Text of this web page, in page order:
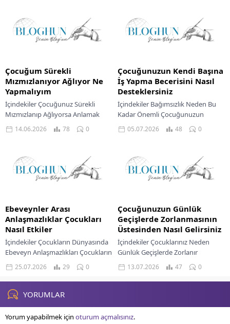
Yaklaşım Uzman Desteğine...
ebeveynler,...
Çocuğum Sürekli
Mızmızlanıyor Ağlıyor Ne
Yapmalıyım
İçindekiler Çocuğunuz Sürekli
Mızmızlanıp Ağlıyorsa Anlamak
Çocuğunuzun Mızmızlanmasıyla
Başa Çıkma Yolları Sevgili
mızmızlanması ve ağlaması,
şüphesiz...
14.06.2026 78 0
Çocuğunuzun Kendi Başına
İş Yapma Becerisini Nasıl
Desteklersiniz
İçindekiler Bağımsızlık Neden Bu
Kadar Önemli Çocuğunuzun
Kendine Güvenini Desteklemek
Sorumluluk Bilincini Geliştirmek
Vermek Destekleyici Bir Ortam...
05.07.2026 48 0
Ebeveynler Arası
Anlaşmazlıklar Çocukları
Nasıl Etkiler
İçindekiler Çocukların Dünyasında
Ebeveyn Anlaşmazlıkları Çocukların
Gelişimine Olumsuz Etkileri
Ebeveynlerin Çatışmaları Yönetme
Sorumluluğu Çocuklar İçin Güvenli
Bir Ortam Yaratmak Çocukları...
25.07.2026 29 0
Çocuğunuzun Günlük
Geçişlerde Zorlanmasının
Üstesinden Nasıl Gelirsiniz
İçindekiler Çocuklarınız Neden
Günlük Geçişlerde Zorlanır
Anlamak Geçişleri Kolaylaştırmak
İçin İlk Adımlar Ve Rutin Oluşturma
Duyguları Anlama Ve Empati
13.07.2026 47 0
YORUMLAR
Yorum yapabilmek için oturum açmalısınız.